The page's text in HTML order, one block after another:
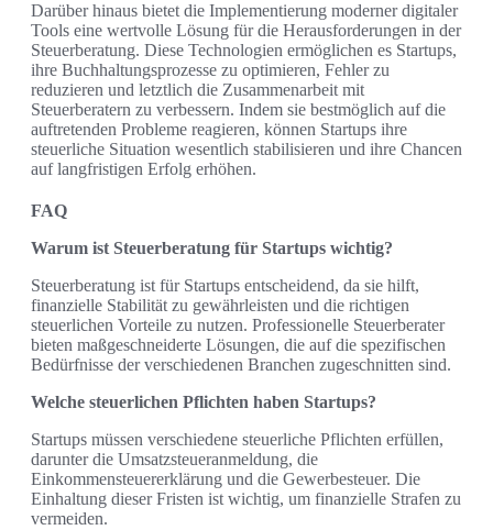
Darüber hinaus bietet die Implementierung moderner digitaler
Tools eine wertvolle Lösung für die Herausforderungen in der
Steuerberatung. Diese Technologien ermöglichen es Startups,
ihre Buchhaltungsprozesse zu optimieren, Fehler zu
reduzieren und letztlich die Zusammenarbeit mit
Steuerberatern zu verbessern. Indem sie bestmöglich auf die
auftretenden Probleme reagieren, können Startups ihre
steuerliche Situation wesentlich stabilisieren und ihre Chancen
auf langfristigen Erfolg erhöhen.
FAQ
Warum ist Steuerberatung für Startups wichtig?
Steuerberatung ist für Startups entscheidend, da sie hilft,
finanzielle Stabilität zu gewährleisten und die richtigen
steuerlichen Vorteile zu nutzen. Professionelle Steuerberater
bieten maßgeschneiderte Lösungen, die auf die spezifischen
Bedürfnisse der verschiedenen Branchen zugeschnitten sind.
Welche steuerlichen Pflichten haben Startups?
Startups müssen verschiedene steuerliche Pflichten erfüllen,
darunter die Umsatzsteueranmeldung, die
Einkommensteuererklärung und die Gewerbesteuer. Die
Einhaltung dieser Fristen ist wichtig, um finanzielle Strafen zu
vermeiden.